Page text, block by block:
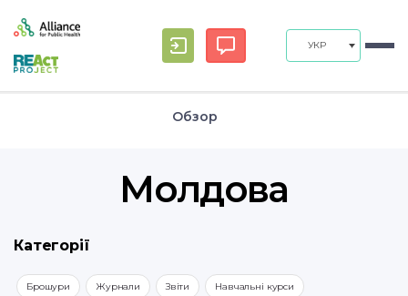
УКР
Обзор
Молдова
Категорії
Брошури Журнали Звіти Навчальні курси